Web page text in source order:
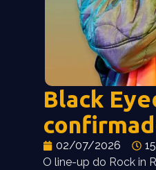
Black
02/07/2026
O line-up do Rock in